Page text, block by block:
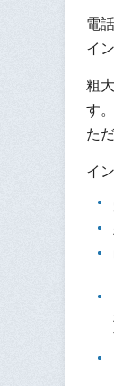
電
イ
粗
す。
た
イ